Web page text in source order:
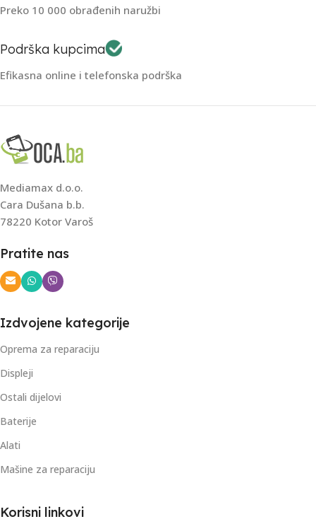
Preko 10 000 obrađenih naružbi
Podrška kupcima
Efikasna online i telefonska podrška
Mediamax d.o.o.
Cara Dušana b.b.
78220 Kotor Varoš
Pratite nas
Izdvojene kategorije
Oprema za reparaciju
Displeji
Ostali dijelovi
Baterije
Alati
Mašine za reparaciju
Korisni linkovi